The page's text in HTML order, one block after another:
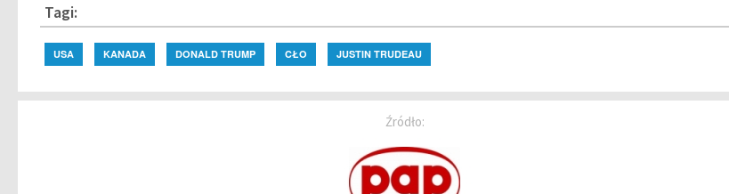
Tagi:
USA KANADA DONALD TRUMP CŁO JUSTIN TRUDEAU
Źródło: